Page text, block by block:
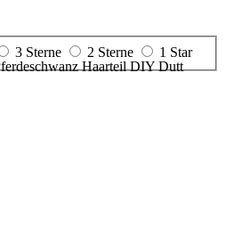
3 Sterne 2 Sterne 1 Star